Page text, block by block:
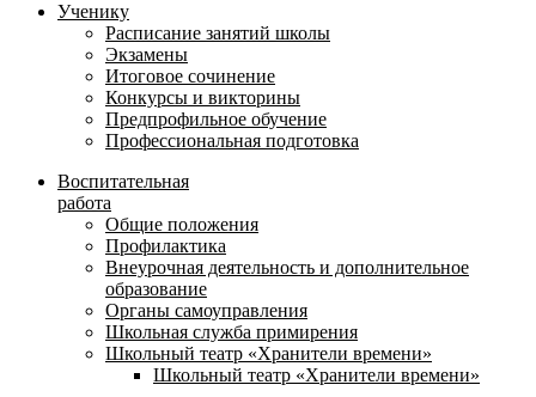
Ученику
Расписание занятий школы
Экзамены
Итоговое сочинение
Конкурсы и викторины
Предпрофильное обучение
Профессиональная подготовка
Воспитательная
работа
Общие положения
Профилактика
Внеурочная деятельность и дополнительное
образование
Органы самоуправления
Школьная служба примирения
Школьный театр «Хранители времени»
Школьный театр «Хранители времени»